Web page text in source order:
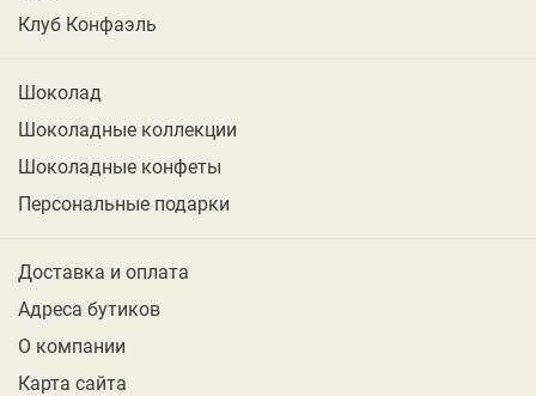
Клуб Конфаэль
Шоколад
Шоколадные коллекции
Шоколадные конфеты
Персональные подарки
Доставка и оплата
Адреса бутиков
О компании
Карта сайта